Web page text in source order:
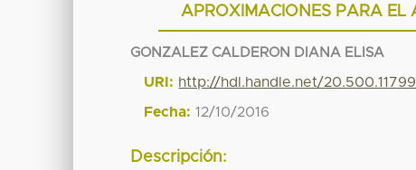
APROXIMACIONES PARA EL
GONZALEZ CALDERON DIANA ELISA
URI: http://hdl.handle.net/
Fecha: 12/10/2016
Descripción: